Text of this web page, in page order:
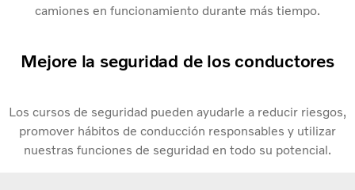
camiones en funcionamiento durante más tiempo.
Mejore la seguridad de los conductores
Los cursos de seguridad pueden ayudarle a reducir riesgos,
promover hábitos de conducción responsables y utilizar
nuestras funciones de seguridad en todo su potencial.